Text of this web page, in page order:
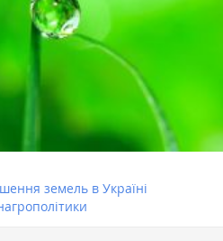
земель в Україні